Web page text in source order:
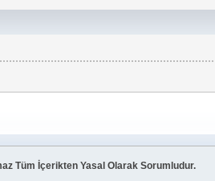
Tüm İçerikten Yasal Olarak Sorumludur.